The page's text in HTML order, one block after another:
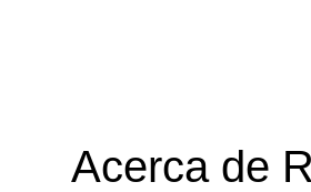
Acerca de